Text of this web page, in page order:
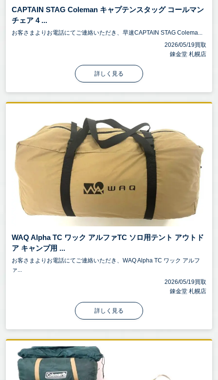
CAPTAIN STAG Coleman キャプテンスタッグ コールマン
チェア 4 ...
お客さまよりお電話にてご連絡いただき、早速CAPTAIN STAG Colema...
2026/05/19買取
錬金堂 札幌店
詳しく見る
WAQ Alpha TC ワック アルファTC ソロ用テント アウトド
ア キャンプ用 ...
お客さまよりお電話にてご連絡いただき、WAQ Alpha TC ワック アルフ
ァ...
2026/05/19買取
錬金堂 札幌店
詳しく見る